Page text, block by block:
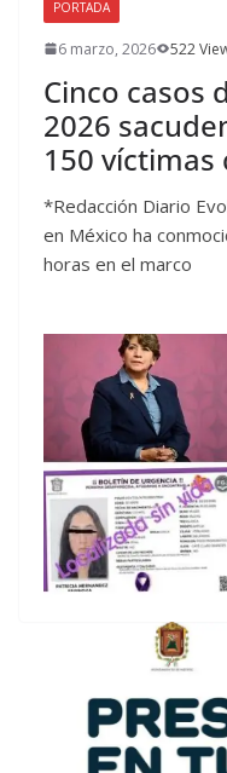
PORTADA
6 marzo, 2026 522
Cinco casos
2026
150 víctimas
*Redacción Diario
en México ha
horas en el marco